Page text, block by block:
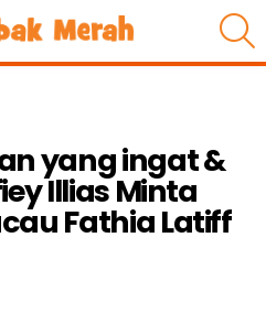
yang ingat &
Illias Minta
Fathia Latiff